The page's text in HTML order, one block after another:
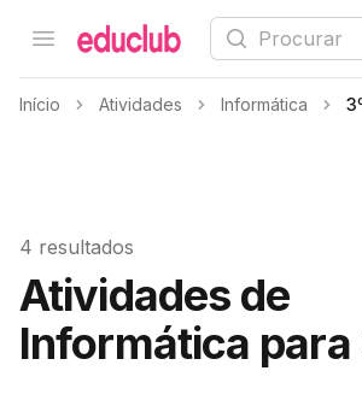
Open menu
Educlub Procurar
Início Atividades Informática
4 resultados
Atividades de
Informática para